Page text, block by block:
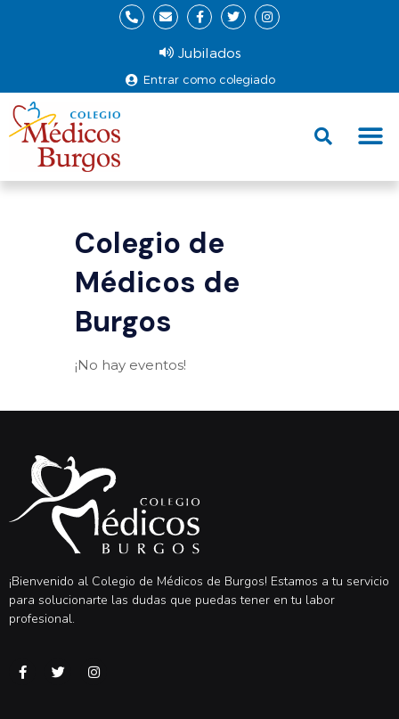
Entrar como colegiado
Jubilados
Colegio de
Médicos de
Burgos
¡No hay eventos!
¡Bienvenido al Colegio de Médicos de Burgos! Estamos a tu servicio
para solucionarte las dudas que puedas tener en tu labor
profesional.